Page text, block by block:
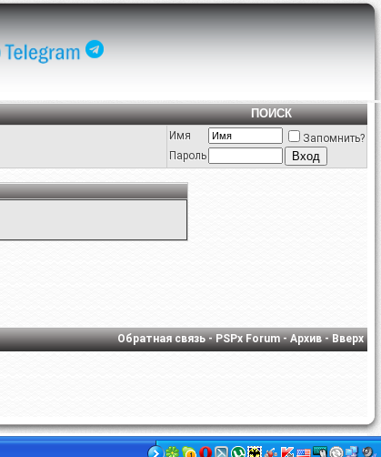
ПОИСК
Имя
Запомнить?
Пароль
Обратная связь-PSPx Forum-Архив-Вверх